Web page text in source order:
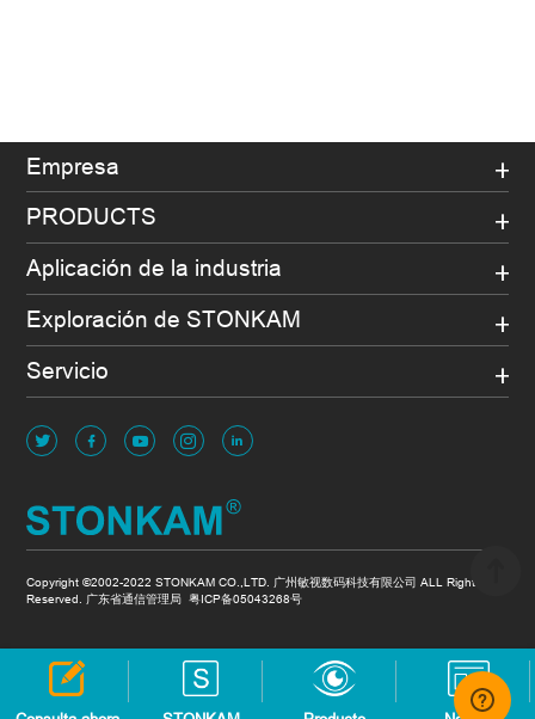
Empresa
PRODUCTS
Aplicación de la industria
Exploración de STONKAM
Servicio
Copyright ©2002-2022 STONKAM CO.,LTD. 广州敏视数码科技有限公司 ALL Rights
Reserved. 广东省通信管理局粤ICP备05043268号